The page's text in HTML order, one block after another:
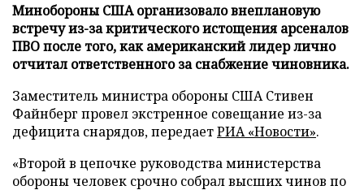
Минобороны США организовало внеплановую
встречу из-за критического истощения арсеналов
ПВО после того, как американский лидер лично
отчитал ответственного за снабжение чиновника.
Заместитель министра обороны США Стивен
Файнберг провел экстренное совещание из-за
дефицита снарядов, передаетРИА «Новости».
«Второй в цепочке руководства министерства
обороны человек срочно собрал высших чинов по